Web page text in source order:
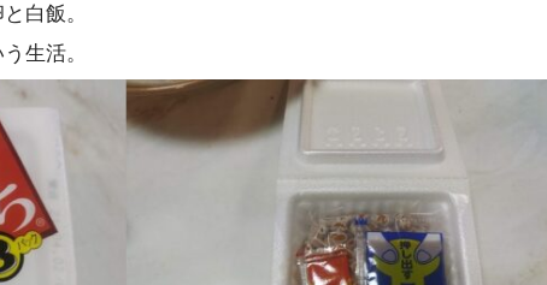
白飯。
生活。